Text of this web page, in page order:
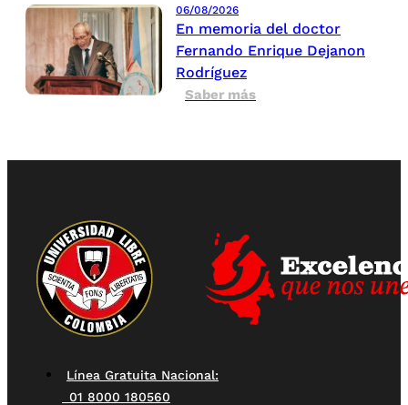
06/08/2026
En memoria del doctor
Fernando Enrique Dejanon
Rodríguez
Saber más
Línea Gratuita Nacional:
01 8000 180560